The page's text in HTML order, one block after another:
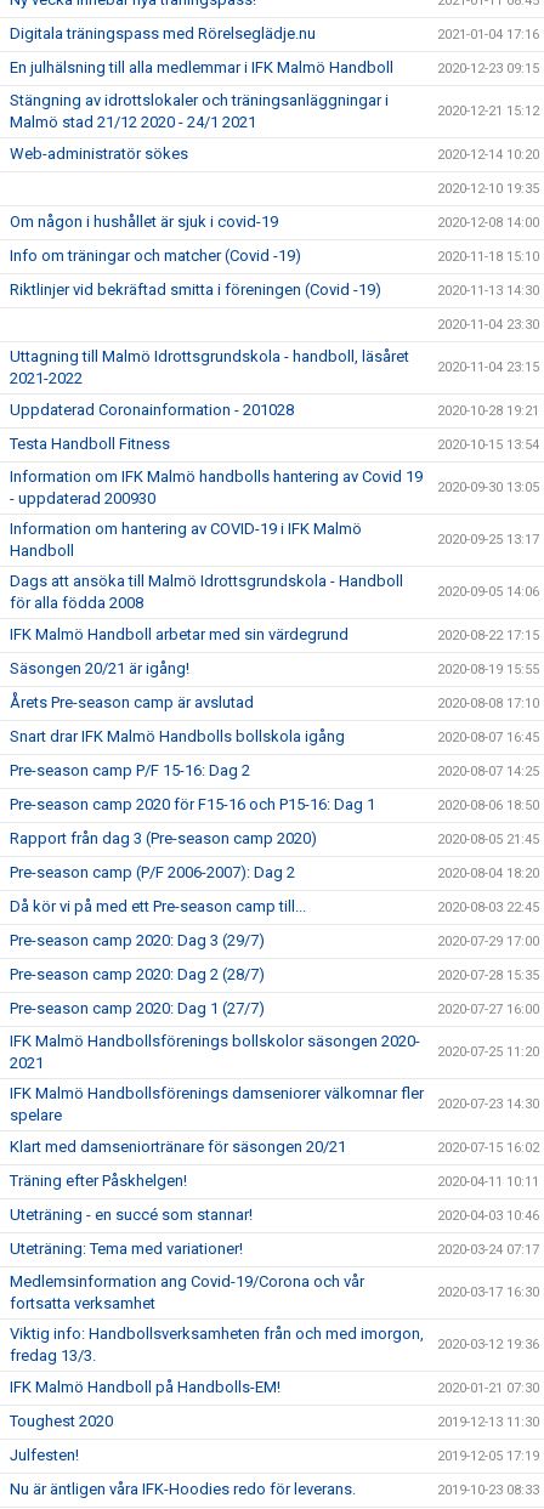
Digitala träningspass med Rörelseglädje.nu 2021-01-04 17:16
En julhälsning till alla medlemmar i IFK Malmö Handboll 2020-12-23 09:15
Stängning av idrottslokaler och träningsanläggningar i
Malmö stad 21/12 2020 - 24/1 2021
2020-12-21 15:12
Web-administratör sökes 2020-12-14 10:20
2020-12-10 19:35
Om någon i hushållet är sjuk i covid-19 2020-12-08 14:00
Info om träningar och matcher (Covid -19) 2020-11-18 15:10
Riktlinjer vid bekräftad smitta i föreningen (Covid -19) 2020-11-13 14:30
2020-11-04 23:30
Uttagning till Malmö Idrottsgrundskola - handboll, läsåret
2021-2022
2020-11-04 23:15
Uppdaterad Coronainformation - 201028 2020-10-28 19:21
Testa Handboll Fitness 2020-10-15 13:54
Information om IFK Malmö handbolls hantering av Covid 19
- uppdaterad 200930
2020-09-30 13:05
Information om hantering av COVID-19 i IFK Malmö
Handboll
2020-09-25 13:17
Dags att ansöka till Malmö Idrottsgrundskola - Handboll
för alla födda 2008
2020-09-05 14:06
IFK Malmö Handboll arbetar med sin värdegrund 2020-08-22 17:15
Säsongen 20/21 är igång! 2020-08-19 15:55
Årets Pre-season camp är avslutad 2020-08-08 17:10
Snart drar IFK Malmö Handbolls bollskola igång 2020-08-07 16:45
Pre-season camp P/F 15-16: Dag 2 2020-08-07 14:25
Pre-season camp 2020 för F15-16 och P15-16: Dag 1 2020-08-06 18:50
Rapport från dag 3 (Pre-season camp 2020) 2020-08-05 21:45
Pre-season camp (P/F 2006-2007): Dag 2 2020-08-04 18:20
Då kör vi på med ett Pre-season camp till... 2020-08-03 22:45
Pre-season camp 2020: Dag 3 (29/7) 2020-07-29 17:00
Pre-season camp 2020: Dag 2 (28/7) 2020-07-28 15:35
Pre-season camp 2020: Dag 1 (27/7) 2020-07-27 16:00
IFK Malmö Handbollsförenings bollskolor säsongen 2020-
2021
2020-07-25 11:20
IFK Malmö Handbollsförenings damseniorer välkomnar fler
spelare
2020-07-23 14:30
Klart med damseniortränare för säsongen 20/21 2020-07-15 16:02
Träning efter Påskhelgen! 2020-04-11 10:11
Uteträning - en succé som stannar! 2020-04-03 10:46
Uteträning: Tema med variationer! 2020-03-24 07:17
Medlemsinformation ang Covid-19/Corona och vår
fortsatta verksamhet
2020-03-17 16:30
Viktig info: Handbollsverksamheten från och med imorgon,
fredag 13/3.
2020-03-12 19:36
IFK Malmö Handboll på Handbolls-EM! 2020-01-21 07:30
Toughest 2020 2019-12-13 11:30
Julfesten! 2019-12-05 17:19
Nu är äntligen våra IFK-Hoodies redo för leverans. 2019-10-23 08:33